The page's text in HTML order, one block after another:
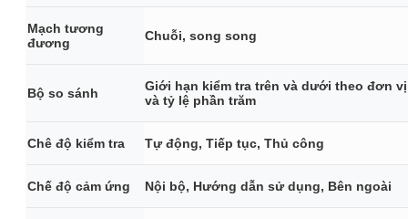
Mạch tương
đương
Chuỗi, song song
Bộ so sánh
Giới hạn kiểm tra trên và dưới theo đơn vị
và tỷ lệ phần trăm
Chê độ kiểm tra Tự động, Tiếp tục, Thủ công
Chế độ cảm ứng Nội bộ, Hướng dẫn sử dụng, Bên ngoài